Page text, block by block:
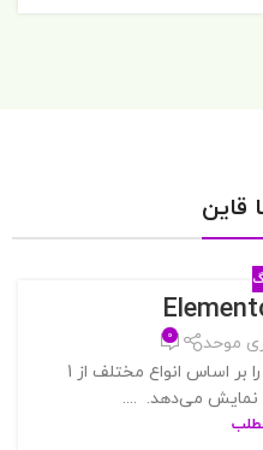
قاین
موحد ۰
جدول زیر قیمت زعفران امروز را بر اساس انواع مختلف از 1
نمایش می‌دهد. ....